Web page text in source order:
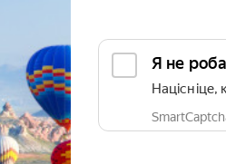
Я не
Націсніце,